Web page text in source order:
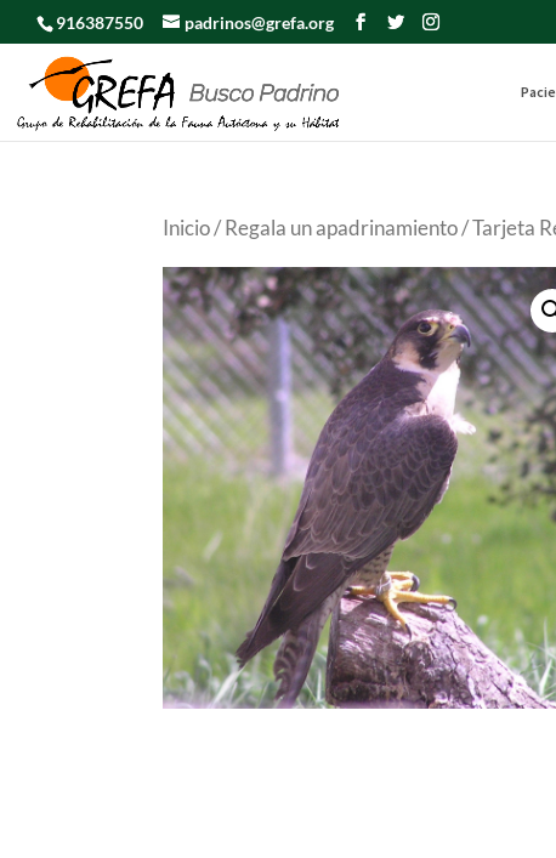
916387550 padrinos@grefa.org
Inicio/ Regala un apadrinamiento/ Tarjeta